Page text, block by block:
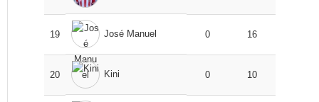
19 José Manuel 0 16
20 Kini 0 10